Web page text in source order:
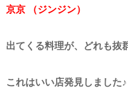
京京 （ジンジン）
出てくる料理が、どれも抜
これはいい店発見しました♪